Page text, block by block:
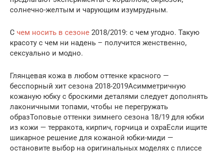
солнечно-желтым и чарующим изумрудным.
С чем носить в сезоне 2018/2019: с чем угодно. Такую
красоту с чем ни надень – получится женственно,
сексуально и модно.
Глянцевая кожа в любом оттенке красного —
бесспорный хит сезона 2018-2019Асимметричную
кожаную юбку с броскими деталями следует дополнять
лаконичными топами, чтобы не перегружать
образТоповые оттенки зимнего сезона 18/19 для юбки
из кожи — терракота, кирпич, горчица и охраЕсли ищите
шикарное решение для кожаной юбки-миди —
остановите выбор на оригинальных моделях с плиссе